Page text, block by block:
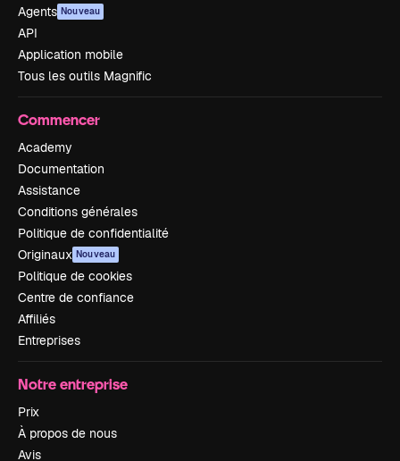
Agents Nouveau
API
Application mobile
Tous les outils Magnific
Commencer
Academy
Documentation
Assistance
Conditions générales
Politique de confidentialité
Originaux Nouveau
Politique de cookies
Centre de confiance
Affiliés
Entreprises
Notre entreprise
Prix
À propos de nous
Avis